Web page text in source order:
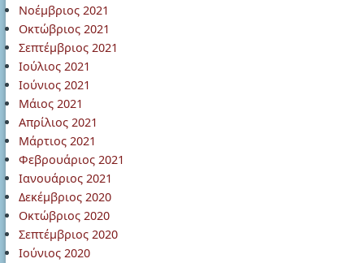
Νοέμβριος 2021
Οκτώβριος 2021
Σεπτέμβριος 2021
Ιούλιος 2021
Ιούνιος 2021
Μάιος 2021
Απρίλιος 2021
Μάρτιος 2021
Φεβρουάριος 2021
Ιανουάριος 2021
Δεκέμβριος 2020
Οκτώβριος 2020
Σεπτέμβριος 2020
Ιούνιος 2020